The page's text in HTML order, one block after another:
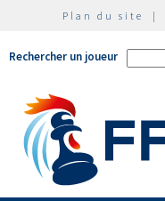
Plan du site |
Rechercher un joueur